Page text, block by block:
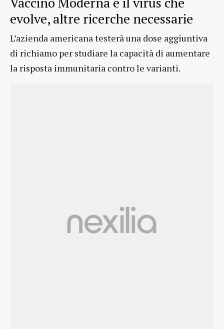
evolve, altre ricerche necessarie
L’azienda americana testerà una dose aggiuntiva
di richiamo per studiare la capacità di aumentare
la risposta immunitaria contro le varianti.